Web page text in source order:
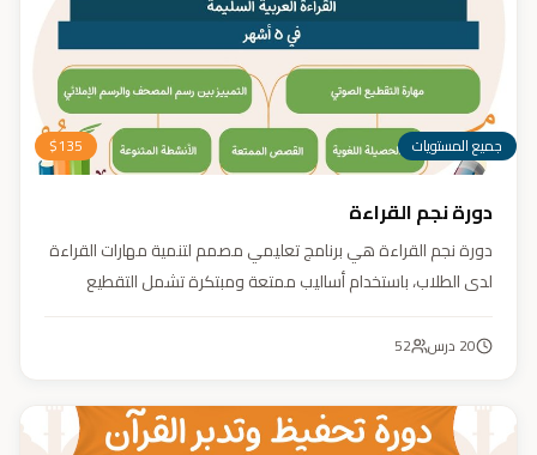
جميع المستويات $135
دورة نجم القراءة
دورة نجم القراءة هي برنامج تعليمي مصمم لتنمية مهارات القراءة
لدى الطلاب، باستخدام أساليب ممتعة ومبتكرة تشمل التقطيع
والمحادثات. يهدف البرنامج إلى تعزيز قدرات الطلاب في التمييز بين
20 درس 52